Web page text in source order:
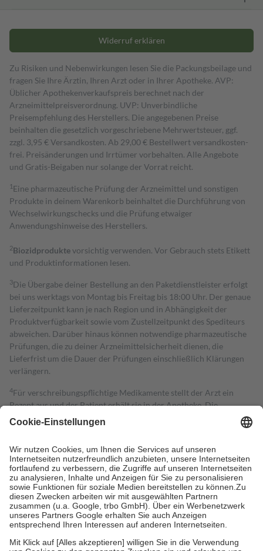
Widerruf erklären
Zu Risiken und Nebenwirkungen lesen Sie die Packungsbeilage und
fragen Sie Ihre Ärztin, Ihren Arzt oder in Ihrer Apotheke. AVP:
Üblicher Apothekenverkaufspreis berechnet nach der
Arzneimittelpreisverordnung. UVP: Unverbindliche
Preisempfehlung des Herstellers. Die angegebenen Preise
beinhalten die gesetzlich vorgeschriebene Mehrwertsteuer, ggf.
zzgl. 3,95 € Versandkosten. Ab 29,00 € Bestell­wert versand­kosten­
frei. Preisänderungen und Irrtümer vorbehalten. Alle Angebote
und Gratis-Beigaben nur solange der Vorrat reicht.
1 Eine pharmazeutische Prüfung der Arzneimittel und sonstigen
Produkte in deinem Warenkorb beinhaltet die Durchführung von
Wechselwirkungschecks und die Prüfung etwaiger
Anwendungshinweise des Herstellers.
2Biozidproduktevorsichtig verwenden. Vor Gebrauch stets Etikett
und Produktinformationen lesen.
3Die Übergabe deiner Bestellung an den Paketdienstleister erfolgt
bei uns werktags von Montag bis Freitag bis 18:00 Uhr. Der genaue
Lieferzeitpunkt kann je nach Region und in Abhängigkeit der
Produktverfügbarkeit sowie vom Zustellzeitpunkt des Spediteurs
abweichen. Darüber hinaus können notwendige pharmazeutische
Prüfungen, die zu deiner Arzneimittelsicherheit dienen, die
Lieferfrist um die Dauer der Prüfungen einschließlich Klärungen
verlängern.
4Für verschreibungspflichtige Medikamente stellt der Arzt ein
Rezept aus und der Patient erhält sie in der Apotheke. Die
gesetzliche Krankenversicherung übernimmt in der Regel die
Kosten dafür, der Versicherte trägt einen Teil davon als Zuzahlung
Grundsätzlich leisten Mitglieder Zuzahlungen in Höhe von zehn
Prozent des Abgabepreises,mindestens jedochfünf Euround
höchstens zehn Euro.Es sind jedoch nie mehr als die tatsächlichen
Kosten der Leistung zu entrichten.
Diese Regeln gelten grundsätzlich auch für Online-Apotheken.
Bei Heilmitteln und häuslicher Krankenpflege beträgt die
Zuzahlung zehn Prozent der Kosten sowie zehn Euro je
Verordnung.